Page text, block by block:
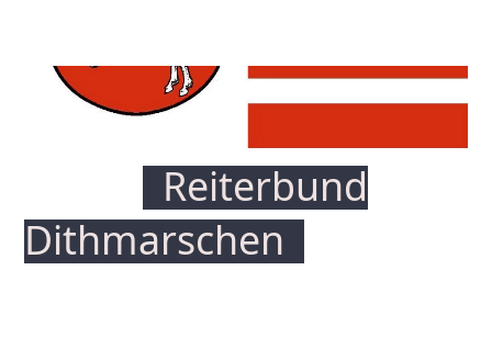
Reiterbund
Dithmarschen